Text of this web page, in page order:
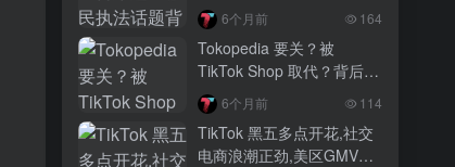
3 月前
越南监管出手核查Shopee、TikTok
Shop涨价行为，佣金调整遭调查
3 月前
TikTok Shop 印尼推出出海项目 助力本
土品牌开拓东南亚市场
6个月前 164
Tokopedia 要关？被
TikTok Shop 取代？背后真
相大揭秘！
6个月前 114
TikTok 黑五多点开花,社交
电商浪潮正劲,美区GMV突